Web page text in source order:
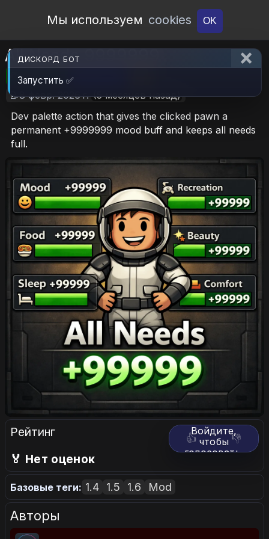
Open Workshop
Мы используем cookies OK
All Needs 9999999
🎮RimWorld 📦818.2 KB
📝8 февр. 2026 г. (5 месяцев назад)
Dev palette action that gives the clicked pawn a
permanent +9999999 mood buff and keeps all needs
full.
Рейтинг 👍 👎
Войдите,
чтобы
голосовать.
🏅 Нет оценок
Базовые теги: 1.4 1.5 1.6 Mod
Авторы
ДИСКОРД БОТ
Запустить ✅